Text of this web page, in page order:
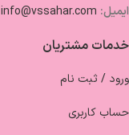
ایمیل: info@vssahar.com
خدمات مشتریان
ورود / ثبت نام
حساب کاربری